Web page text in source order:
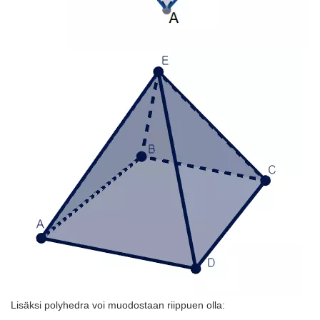
Lisäksi polyhedra voi muodostaan ​​riippuen olla: